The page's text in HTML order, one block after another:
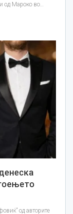
од Мароко во…
од авторите